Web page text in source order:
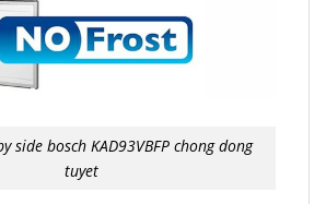
side bosch KAD93VBFP chong dong
tuyet